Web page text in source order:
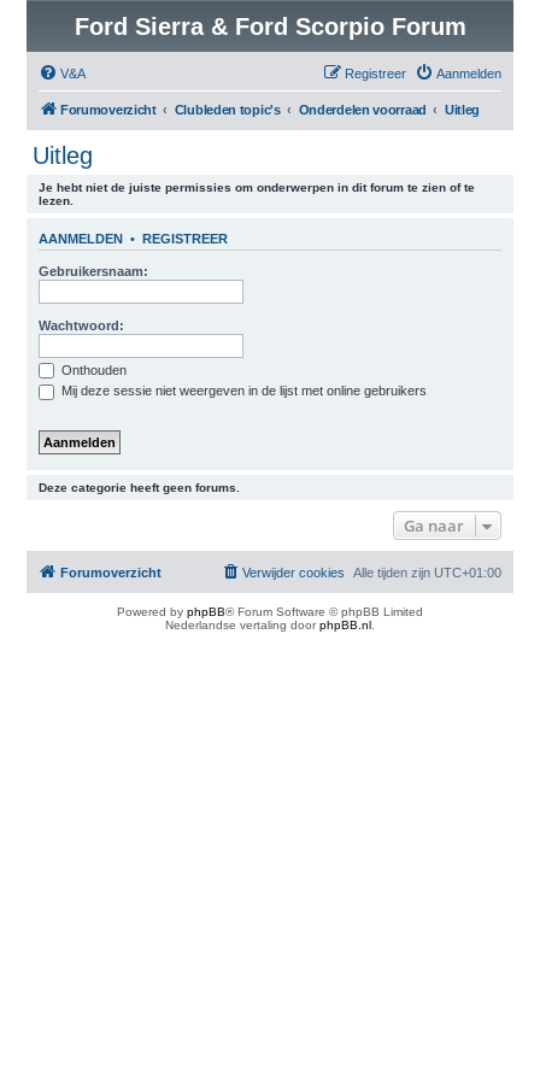
Ford Sierra & Ford Scorpio Forum
V&A Aanmelden
Registreer
Forumoverzicht Clubleden topic's Onderdelen voorraad Uitleg
Uitleg
Je hebt niet de juiste permissies om onderwerpen in dit forum te zien of te
lezen.
AANMELDEN • REGISTREER
Gebruikersnaam:
Wachtwoord:
Onthouden
Mij deze sessie niet weergeven in de lijst met online gebruikers
Deze categorie heeft geen forums.
Ga naar
Forumoverzicht Alle tijden zijn UTC+01:00
Verwijder cookies
Powered by phpBB® Forum Software © phpBB Limited
Nederlandse vertaling doorphpBB.nl